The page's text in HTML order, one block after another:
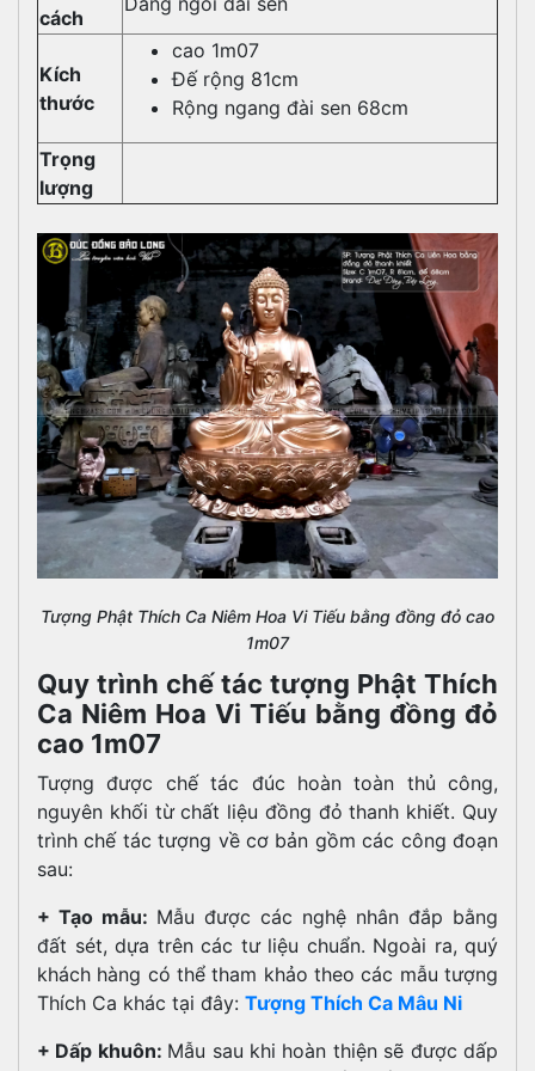
cách
Kích
thước
cao 1m07
Đế rộng 81cm
Rộng ngang đài sen 68cm
Trọng
lượng
Tượng Phật Thích Ca Niêm Hoa Vi Tiếu bằng đồng đỏ cao
1m07
Quy trình chế tác tượng Phật Thích
Ca Niêm Hoa Vi Tiếu bằng đồng đỏ
cao 1m07
Tượng được chế tác đúc hoàn toàn thủ công,
nguyên khối từ chất liệu đồng đỏ thanh khiết. Quy
trình chế tác tượng về cơ bản gồm các công đoạn
sau:
+ Tạo mẫu: Mẫu được các nghệ nhân đắp bằng
đất sét, dựa trên các tư liệu chuẩn. Ngoài ra, quý
khách hàng có thể tham khảo theo các mẫu tượng
Thích Ca khác tại đây: Tượng Thích Ca Mâu Ni
+ Dấp khuôn: Mẫu sau khi hoàn thiện sẽ được dấp